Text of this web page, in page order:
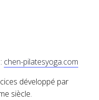
: chen-pilatesyoga.com
développé par
siècle.